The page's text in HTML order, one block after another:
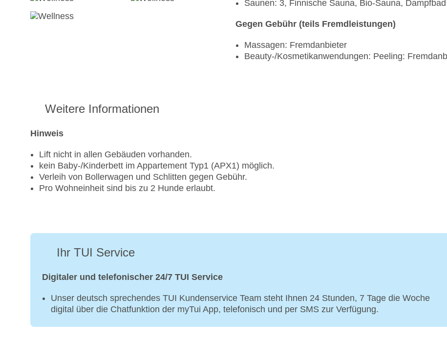
Saunen: 3, Finnische Sauna, Bio-Sauna, Dampfbad
Gegen Gebühr (teils Fremdleistungen)
Massagen: Fremdanbieter
Beauty-/Kosmetikanwendungen: Peeling:
Weitere Informationen
Hinweis
Lift nicht in allen Gebäuden vorhanden.
kein Baby-/Kinderbett im Appartement Typ1 (APX1) möglich.
Verleih von Bollerwagen und Schlitten gegen Gebühr.
Pro Wohneinheit sind bis zu 2 Hunde erlaubt.
Ihr TUI Service
Digitaler und telefonischer 24/7 TUI Service
Unser deutsch sprechendes TUI Kundenservice Team steht Ihnen 24 Stunden, 7 Tage die Woche
digital über die Chatfunktion der myTui App, telefonisch und per SMS zur Verfügung.